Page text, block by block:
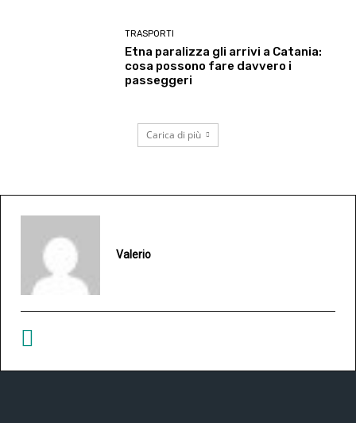
TRASPORTI
Etna paralizza gli arrivi a Catania:
cosa possono fare davvero i
passeggeri
Carica di più
Valerio